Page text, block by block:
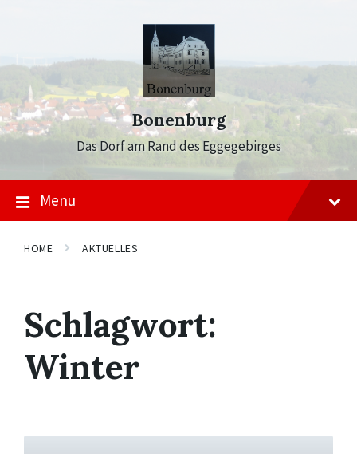
Bonenburg
Das Dorf am Rand des Eggegebirges
Menu
HOME AKTUELLES
Schlagwort:
Winter
Mehr